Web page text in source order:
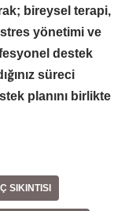
bireysel terapi,
yönetimi ve
destek
süreci
planını birlikte
SIKINTISI